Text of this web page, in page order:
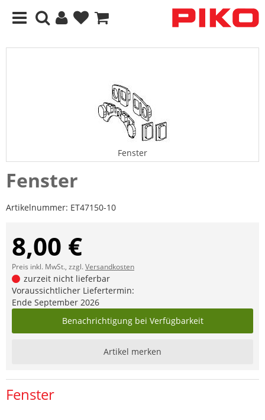
Fenster
Fenster
Artikelnummer: ET47150-10
8,00 €
Preis inkl. MwSt., zzgl.Versandkosten
zurzeit nicht lieferbar
Voraussichtlicher Liefertermin:
Ende September 2026
Benachrichtigung bei Verfügbarkeit
Artikel merken
Fenster